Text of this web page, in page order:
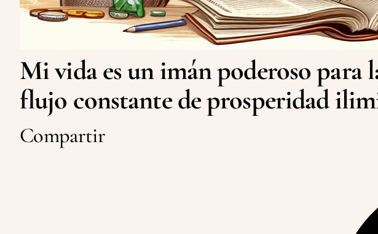
Mi vida es un imán poderoso para
flujo constante de prosperidad
Compartir